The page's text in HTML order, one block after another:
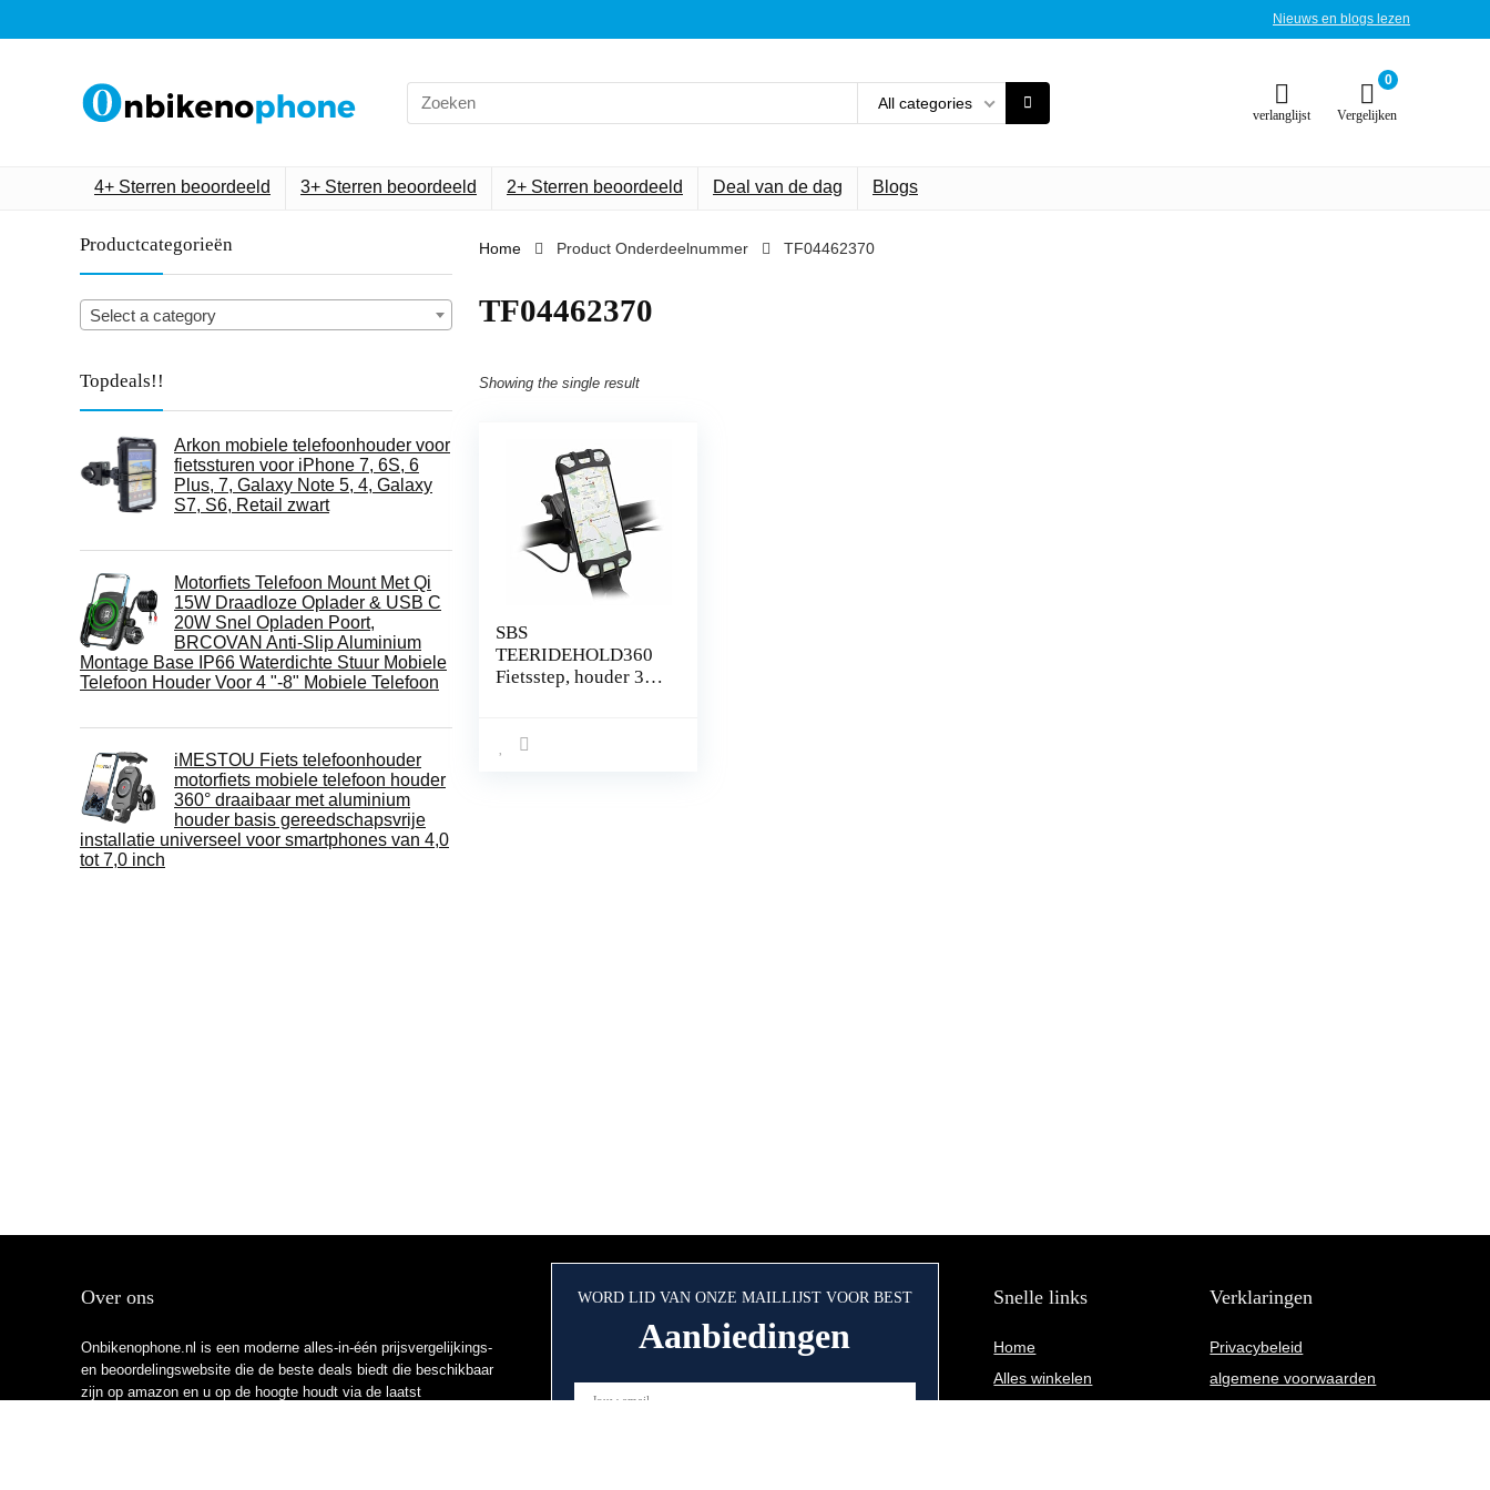
Nieuws en blogs lezen
Search
for:
All categories
verlanglijst
0
Vergelijken
4+ Sterren beoordeeld 3+ Sterren beoordeeld 2+ Sterren beoordeeld Deal van de dag Blogs
Productcategorieën
Select a category
Topdeals!!
Arkon mobiele telefoonhouder voor
fietssturen voor iPhone 7, 6S, 6
Plus, 7, Galaxy Note 5, 4, Galaxy
S7, S6, Retail zwart
Motorfiets Telefoon Mount Met Qi
15W Draadloze Oplader & USB C
20W Snel Opladen Poort,
BRCOVAN Anti-Slip Aluminium
Montage Base IP66 Waterdichte Stuur Mobiele
Telefoon Houder Voor 4 "-8" Mobiele Telefoon
iMESTOU Fiets telefoonhouder
motorfiets mobiele telefoon houder
360° draaibaar met aluminium
houder basis gereedschapsvrije
installatie universeel voor smartphones van 4,0
tot 7,0 inch
Home Product Onderdeelnummer ‎TF04462370
‎TF04462370
Showing the single result
SBS
TEERIDEHOLD360
Fietsstep, houder 360
Over ons
Onbikenophone.nl is een moderne alles-in-één prijsvergelijkings-
en beoordelingswebsite die de beste deals biedt die beschikbaar
zijn op amazon en u op de hoogte houdt via de laatst
WORD LID VAN ONZE MAILLIJST VOOR BEST
Aanbiedingen
Snelle links
Home
Alles winkelen
Verklaringen
Privacybeleid
algemene voorwaarden